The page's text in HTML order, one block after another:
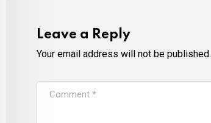
Leave a Reply
Your email address will not be published.